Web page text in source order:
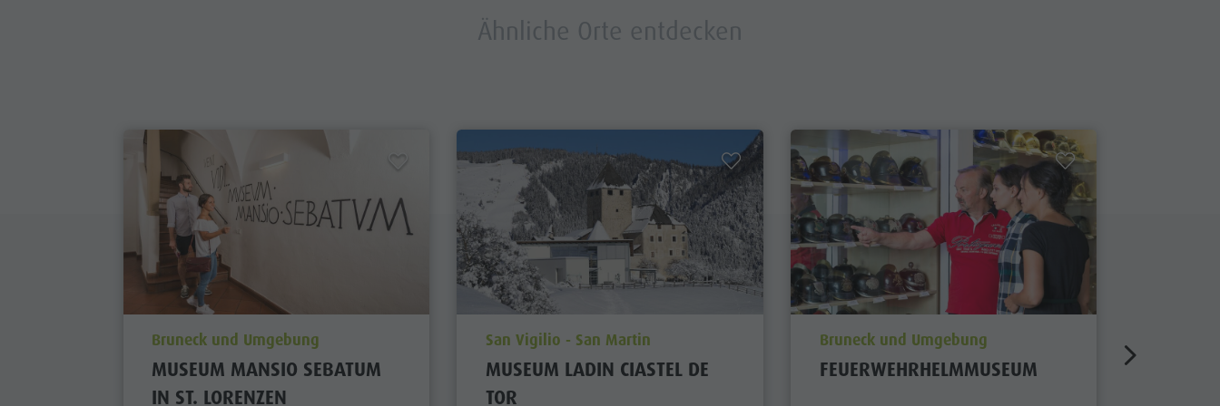
Ähnliche Orte entdecken
aria.poi_location_prefix
Bruneck und Umgebung
MUSEUM MANSIO SEBATUM
IN ST. LORENZEN
aria.poi_location_prefix
San Vigilio - San Martin
MUSEUM LADIN CIASTEL DE
TOR
aria.poi_location_prefix
Bruneck und Umgebung
FEUERWEHRHELMMUSEUM